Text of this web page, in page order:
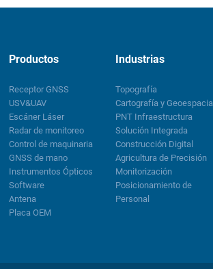
Productos
Receptor GNSS
USV&UAV
Escáner Láser
Radar de monitoreo
Control de maquinaria
GNSS de mano
Instrumentos Ópticos
Software
Antena
Placa OEM
Industrias
Topografía
Cartografía y Geoespacial
PNT Infraestructura
Solución Integrada
Construcción Digital
Agricultura de Precisión
Monitorización
Posicionamiento de
Personal